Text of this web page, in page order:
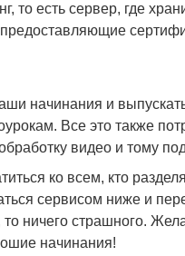
то есть сервер, где
начинания и
Все это также
видео и тому
ко всем, кто
сервисом ниже и
ничего страшного.
начинания!